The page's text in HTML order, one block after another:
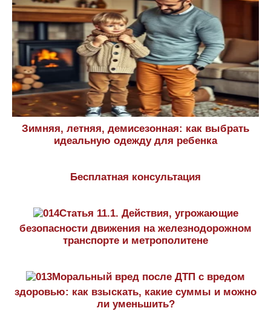
Зимняя, летняя, демисезонная: как выбрать
идеальную одежду для ребенка
Бесплатная консультация
Статья 11.1. Действия, угрожающие
безопасности движения на железнодорожном
транспорте и метрополитене
Моральный вред после ДТП с вредом
здоровью: как взыскать, какие суммы и можно
ли уменьшить?